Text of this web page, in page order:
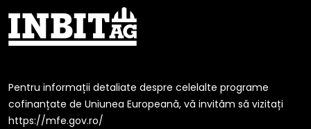
Pentru informații detaliate despre celelalte programe
cofinanțate de Uniunea Europeană, vă invităm să vizitați
https://mfe.gov.ro/